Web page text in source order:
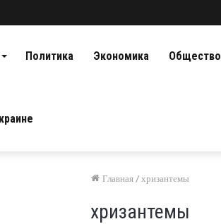
Политика Экономика Общество
Главная / хризантемы
хризантемы